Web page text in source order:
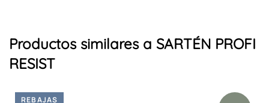
Productos similares a SARTÉN PROFI
RESIST
REBAJAS